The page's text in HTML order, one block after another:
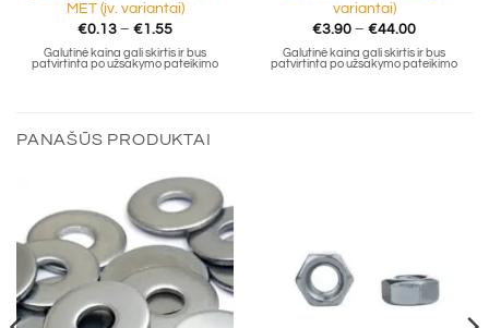
MET (įv. variantai)
€0.13 – €1.55Price
€0.13
through
Galutinė kaina gali skirtis ir bus
patvirtinta po užsakymo pateikimo
variantai)
€3.90 – €44.00Price
€3.90
through
Galutinė kaina gali skirtis ir bus
patvirtinta po užsakymo pateikimo
PANAŠŪS PRODUKTAI